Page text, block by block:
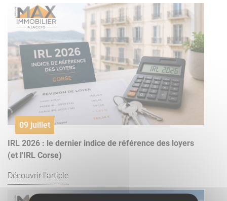
09 juillet
IRL 2026 : le dernier indice de référence des loyers
(et l'IRL Corse)
Découvrir l'article